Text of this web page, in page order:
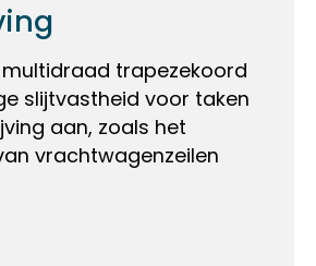
multidraad trapezekoord
slijtvastheid voor taken
aan, zoals het
vrachtwagenzeilen